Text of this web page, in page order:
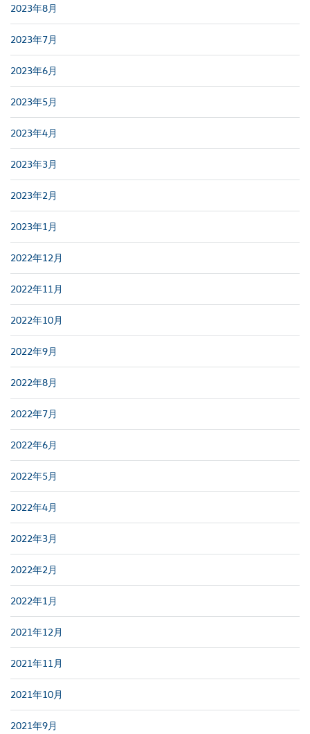
2023年8月
2023年7月
2023年6月
2023年5月
2023年4月
2023年3月
2023年2月
2023年1月
2022年12月
2022年11月
2022年10月
2022年9月
2022年8月
2022年7月
2022年6月
2022年5月
2022年4月
2022年3月
2022年2月
2022年1月
2021年12月
2021年11月
2021年10月
2021年9月